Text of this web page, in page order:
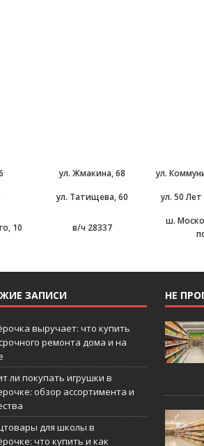
ул. Жмакина, 68
ул.
ул. Татищева, 60 ул. 50
10 в/ч 28337
ш.
ЗАПИСИ
выручает: что купить
ремонта дома и на
ли покупать игрушки в
обзор ассортимента и
для школы в
что купить и как
НЕ